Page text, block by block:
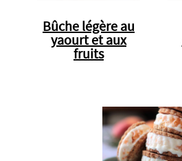
Bûche légère au
yaourt et aux
fruits